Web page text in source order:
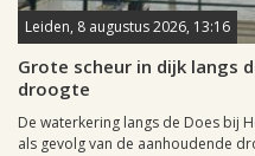
Leiden, 8 augustus 2026, 13:16
Grote scheur in dijk langs
droogte
De waterkering langs de Does bij
als gevolg van de aanhoudende